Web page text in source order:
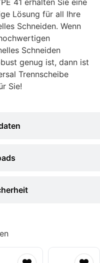
41 erhalten Sie eine
Lösung für all Ihre
Schneiden. Wenn
Schneiden
genug ist, dann ist
Trennscheibe
Sie!